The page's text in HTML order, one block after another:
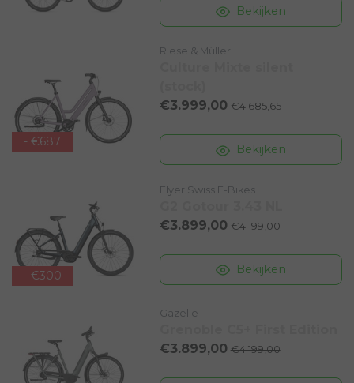
Bekijken
- €687
Riese & Müller
€3.999,00 €4.685,65
Bekijken
- €300
Flyer Swiss E-Bikes
€3.899,00 €4.199,00
Bekijken
Gazelle
€3.899,00 €4.199,00